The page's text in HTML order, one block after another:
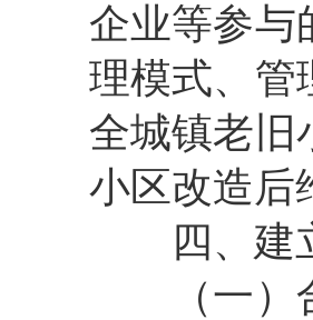
企业等参与
理模式、管
全城镇老旧
小区改造后
四、
（一